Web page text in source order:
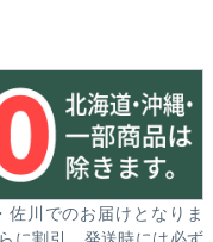
川でのお届けとなりま
に割引。発送時には必ず